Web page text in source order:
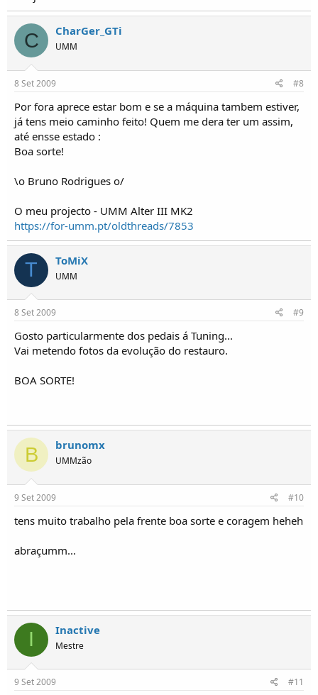
C CharGer_GTi
UMM
8 Set 2009 #8
Por fora aprece estar bom e se a máquina tambem estiver,
já tens meio caminho feito! Quem me dera ter um assim,
até ensse estado :
Boa sorte!
\o Bruno Rodrigues o/
O meu projecto - UMM Alter III MK2
https://for-umm.pt/oldthreads/7853
T ToMiX
UMM
8 Set 2009 #9
Gosto particularmente dos pedais á Tuning...
Vai metendo fotos da evolução do restauro.
BOA SORTE!
B brunomx
UMMzão
9 Set 2009 #10
tens muito trabalho pela frente boa sorte e coragem heheh
abraçumm...
I Inactive
Mestre
9 Set 2009 #11